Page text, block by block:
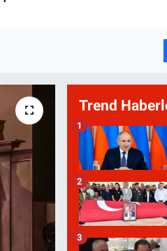
Trend
1
2
3